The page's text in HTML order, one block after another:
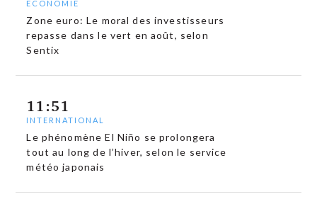
ECONOMIE
Zone euro: Le moral des investisseurs
repasse dans le vert en août, selon
Sentix
11:51
INTERNATIONAL
Le phénomène El Niño se prolongera
tout au long de l’hiver, selon le service
météo japonais